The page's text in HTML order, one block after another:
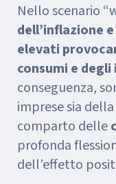
Nello scenario
dell’inflazione
elevati
consumi e
conseguenza,
imprese sia
comparto delle
profonda
dell’effetto